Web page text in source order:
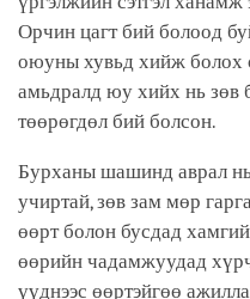
Орчин цагт бий болоод
оюуны хувьд хийж болох
амьдралд юу хийх нь зөв
төөрөгдөл бий болсон.
Бурханы шашинд аврал
учиртай, зөв зам мөр
өөрт болон бусдад
өөрийн чадамжуудад
үүднээс өөртэйгөө